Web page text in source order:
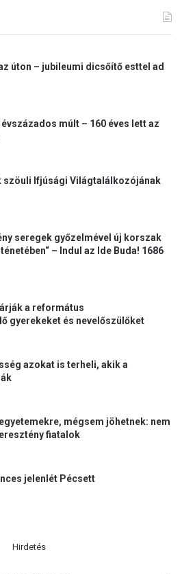
úton – jubileumi dicsőítő esttel ad
múlt – 160 éves lett az
szöuli Ifjúsági Világtalálkozójának
seregek győzelmével új korszak
– Indul az Ide Buda! 1686
a református
gyerekeket és nevelőszülőket
azokat is terheli, akik a
mégsem jöhetnek: nem
fiatalok
jelenlét Pécsett
Hirdetés